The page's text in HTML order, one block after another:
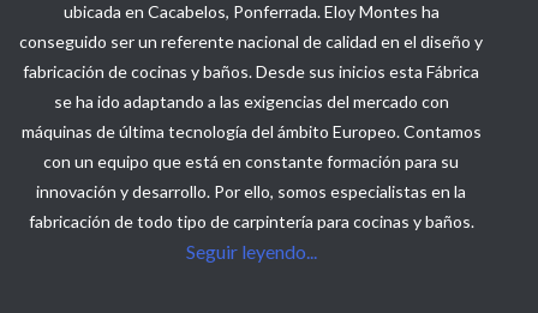
ubicada en Cacabelos, Ponferrada. Eloy Montes ha
conseguido ser un referente nacional de calidad en el diseño y
fabricación de cocinas y baños. Desde sus inicios esta Fábrica
se ha ido adaptando a las exigencias del mercado con
máquinas de última tecnología del ámbito Europeo. Contamos
con un equipo que está en constante formación para su
innovación y desarrollo. Por ello, somos especialistas en la
fabricación de todo tipo de carpintería para cocinas y baños.
Seguir leyendo...